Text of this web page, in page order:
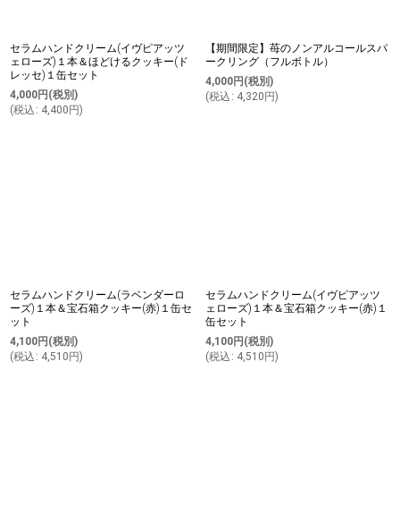
セラムハンドクリーム(イヴピアッツ
ェローズ)１本＆ほどけるクッキー(ド
レッセ)１缶セット
4,000円 (税別)
(税込 : 4,400 円)
【期間限定】苺のノンアルコールスパ
ークリング（フルボトル）
4,000円 (税別)
(税込 : 4,320 円)
セラムハンドクリーム(ラベンダーロ
ーズ)１本＆宝石箱クッキー(赤)１缶セ
ット
4,100円 (税別)
(税込 : 4,510 円)
セラムハンドクリーム(イヴピアッツ
ェローズ)１本＆宝石箱クッキー(赤)１
缶セット
4,100円 (税別)
(税込 : 4,510 円)